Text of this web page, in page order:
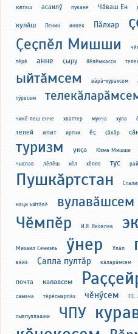
юлташ
асаилӳ пукане Чӑваш Ен
кулӑш Ленин инкек Пӑлхар
Ҫеҫпӗл Мишши
тӗрӗ анне ҫыру Кӗлӗмкасси
ыйтӑмсем вӑрӑ-хурахсем
тӳресем
чикӗ леш енче хваттер мунча хула
телей апат иртни ӗҫ ҫӑкӑр
туризм укҫа Юхма Мишши
чыслав
лӗпӗш хӗл хӗлле тус
Пушкӑртстан
наци ыйтӑвӗ вулавӑшсем
Чӗмпӗр И.Я. Яковлев
Михаил Сениэль ӳнер Улӑп
вӑйӑ
Ҫапла пултӑр кӑларӑмсем
почта калавсем
самана тӗрӗсмарлӑх чӗнӳсем
сывпуллашни ЧПУ